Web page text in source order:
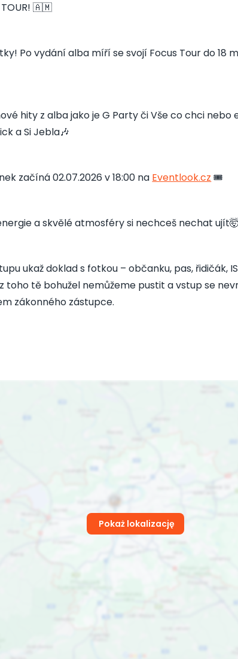
TOUR! 🇦🇲
Po vydání alba míří se svojí Focus Tour do 18
hity z alba jako je G Party či Vše co chci
a Si Jebla🎶
začíná 02.07.2026 v 18:00 na Eventlook.cz 🎟️
a skvělé atmosféry si nechceš nechat ujít🤯
ukaž doklad s fotkou – občanku, pas, řidičák,
toho tě bohužel nemůžeme pustit a vstup se
zákonného zástupce.
Pokaż lokalizację